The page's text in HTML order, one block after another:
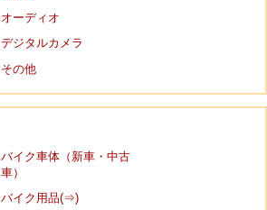
オーディオ
デジタルカメラ
その他
バイク車体（新車・中古
車）
バイク用品(⇒)